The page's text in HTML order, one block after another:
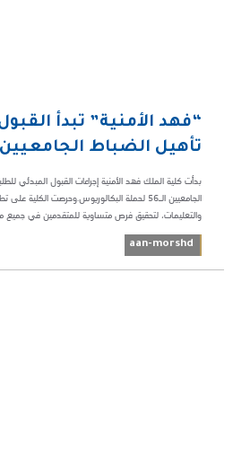
“فهد الأمنية” تبدأ
تأهيل الضباط الجامعيين
بدأت كلية الملك فهد الأمنية إجراءات القبول المبدئي
الجامعيين الـ56 لحملة البكالوريوس.وحرصت
والتعليمات، لتحقيق فرص متساوية للمتقدمين في جميع
aan-morshd